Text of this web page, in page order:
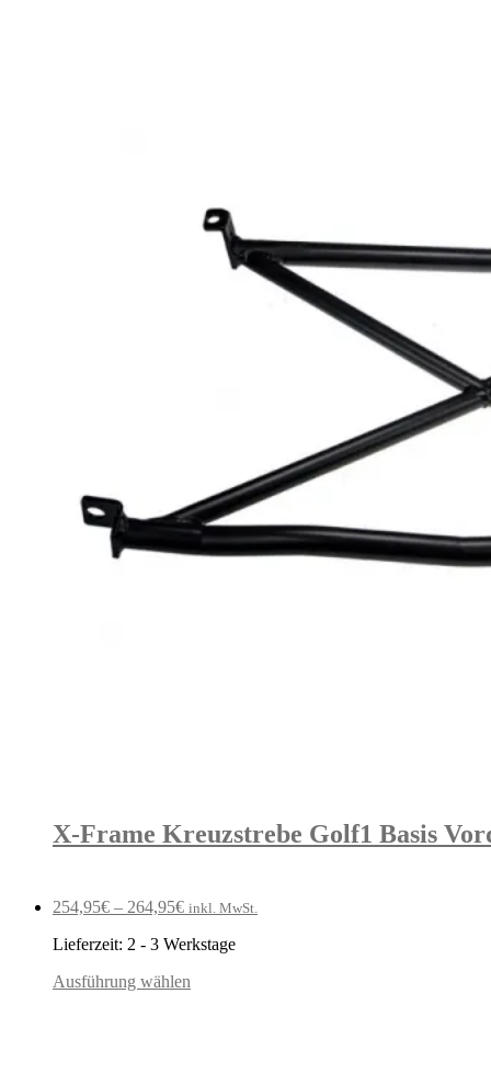
X-Frame Kreuzstrebe Golf1 Basis
254,95€ – 264,95€ inkl. MwSt.
Lieferzeit: 2 - 3 Werkstage
Ausführung wählen